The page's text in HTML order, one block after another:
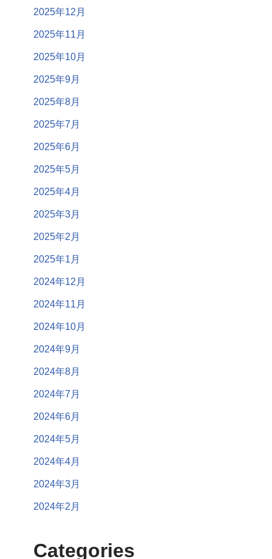
2025年12月
2025年11月
2025年10月
2025年9月
2025年8月
2025年7月
2025年6月
2025年5月
2025年4月
2025年3月
2025年2月
2025年1月
2024年12月
2024年11月
2024年10月
2024年9月
2024年8月
2024年7月
2024年6月
2024年5月
2024年4月
2024年3月
2024年2月
Categories